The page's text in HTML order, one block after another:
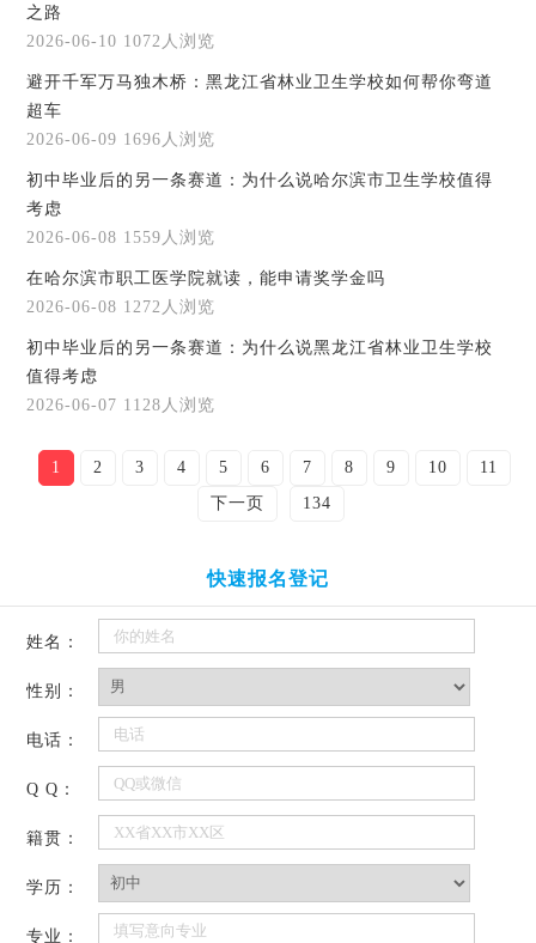
之路
2026-06-10 1072人浏览
避开千军万马独木桥：黑龙江省林业卫生学校如何帮你弯道
超车
2026-06-09 1696人浏览
初中毕业后的另一条赛道：为什么说哈尔滨市卫生学校值得
考虑
2026-06-08 1559人浏览
在哈尔滨市职工医学院就读，能申请奖学金吗
2026-06-08 1272人浏览
初中毕业后的另一条赛道：为什么说黑龙江省林业卫生学校
值得考虑
2026-06-07 1128人浏览
1 2 3 4 5 6 7 8 9 10
11
下一页
134
快速报名登记
姓名：
性别：
电话：
Q Q：
籍贯：
学历：
专业：